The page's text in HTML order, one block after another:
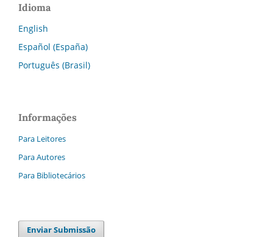
Idioma
English
Español (España)
Português (Brasil)
Informações
Para Leitores
Para Autores
Para Bibliotecários
Enviar Submissão